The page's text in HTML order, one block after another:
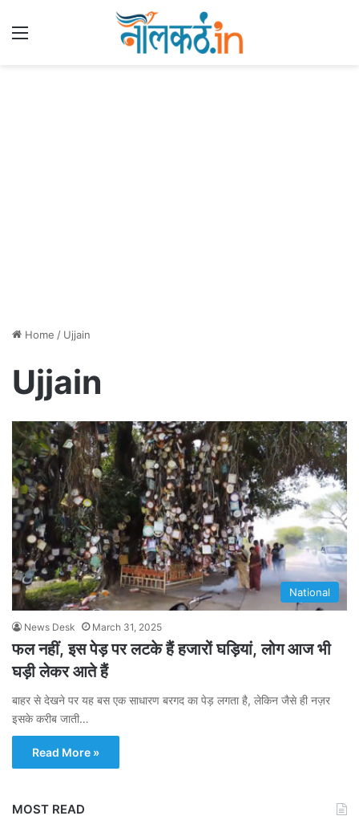
Home / Ujjain
Ujjain
National
News Desk March 31, 2025
फल नहीं, इस पेड़ पर लटके हैं हजारों घड़ियां, लोग आज भी
घड़ी लेकर आते हैं
बाहर से देखने पर यह बस एक साधारण बरगद का पेड़ लगता है, लेकिन जैसे ही नज़र
इसके करीब जाती…
Read More »
MOST READ